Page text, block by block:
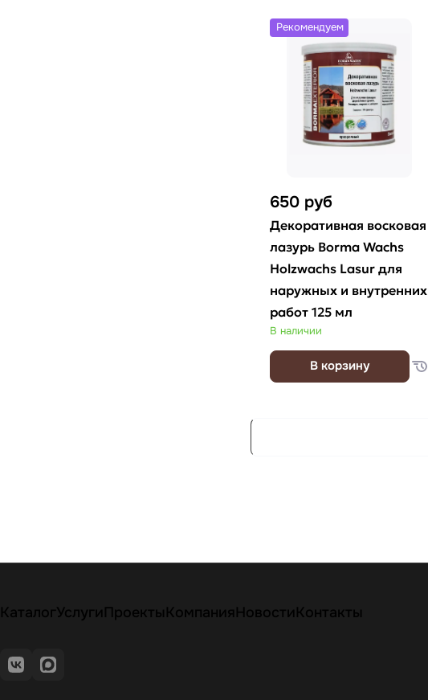
Рекомендуем
650 руб
Декоративная восковая
лазурь Borma Wachs
Holzwachs Lasur для
наружных и внутренних
работ 125 мл
В наличии
В корзину
КаталогУслугиПроектыКомпанияНовостиКонтакты